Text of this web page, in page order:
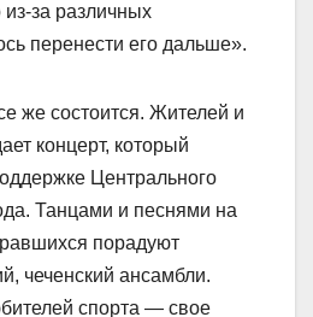
за различных
перенести его дальше».
же состоится. Жителей и
концерт, который
Центрального
Танцами и песнями на
порадуют
чеченский ансамбли.
спорта — свое